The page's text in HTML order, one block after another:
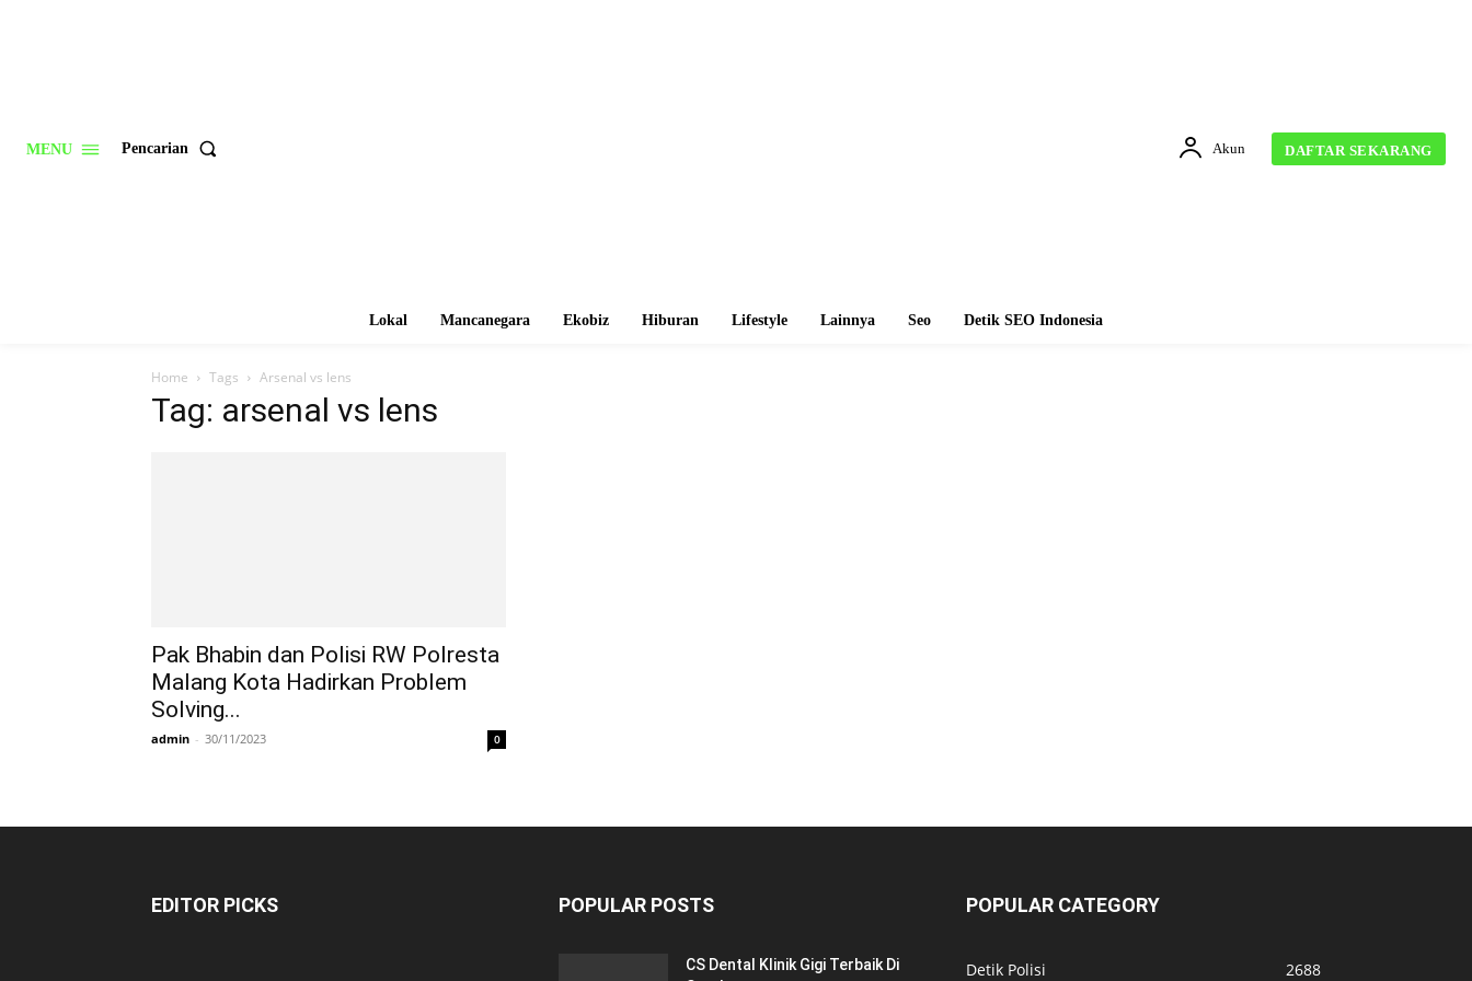
MENU Pencarian Akun DAFTAR SEKARANG
Lokal Mancanegara Ekobiz Hiburan Lifestyle Lainnya Seo Detik SEO Indonesia
Home Tags Arsenal vs lens
Tag: arsenal vs lens
Pak Bhabin dan Polisi RW Polresta
Malang Kota Hadirkan Problem
Solving...
admin - 30/11/2023 0
EDITOR PICKS POPULAR POSTS
CS Dental Klinik Gigi Terbaik Di
POPULAR CATEGORY
Detik Polisi 2688